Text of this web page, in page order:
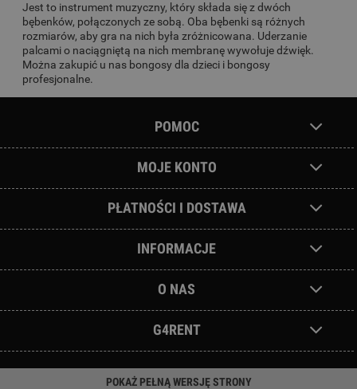
Jest to instrument muzyczny, który składa się z dwóch
bębenków, połączonych ze sobą. Oba bębenki są różnych
rozmiarów, aby gra na nich była zróżnicowana. Uderzanie
palcami o naciągniętą na nich membranę wywołuje dźwięk.
Można zakupić u nas bongosy dla dzieci i bongosy
profesjonalne.
POMOC
MOJE KONTO
PŁATNOŚCI I DOSTAWA
INFORMACJE
O NAS
G4RENT
POKAŻ PEŁNĄ WERSJĘ STRONY